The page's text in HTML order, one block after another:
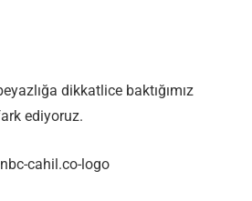
dikkatlice baktığımız
ediyoruz.